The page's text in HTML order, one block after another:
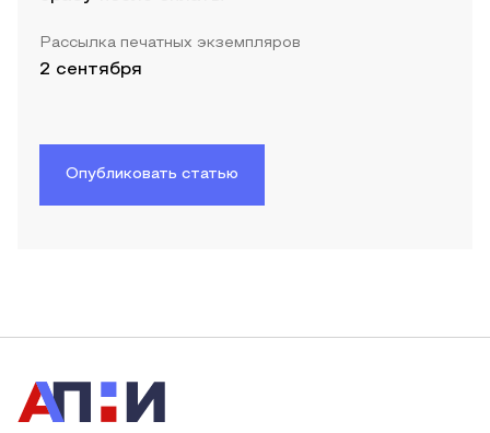
Рассылка печатных экземпляров
2 сентября
Опубликовать статью